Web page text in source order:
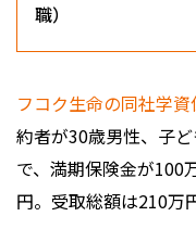
職）
フコク生命の同社学
約者が30歳男性、子
で、満期保険金が100
円。受取総額は210万